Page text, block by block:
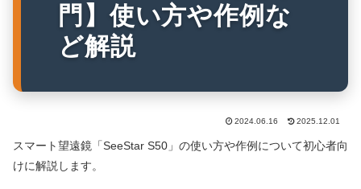
門】使い方や作例な
ど解説
2024.06.16 2025.12.01
スマート望遠鏡「SeeStar S50」の使い方や作例について初心者向
けに解説します。